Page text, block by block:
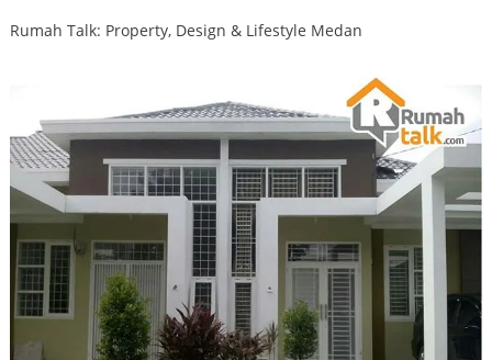
Rumah Talk: Property, Design & Lifestyle Medan